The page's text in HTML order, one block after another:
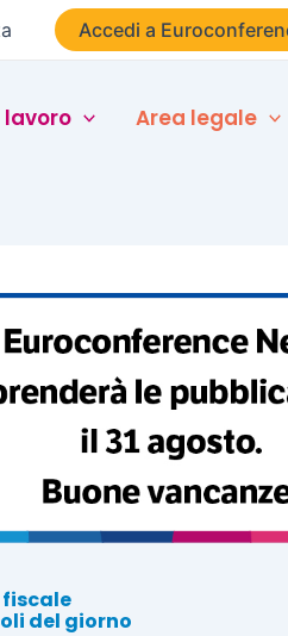
Accedi a
lavoro Area legale
del giorno